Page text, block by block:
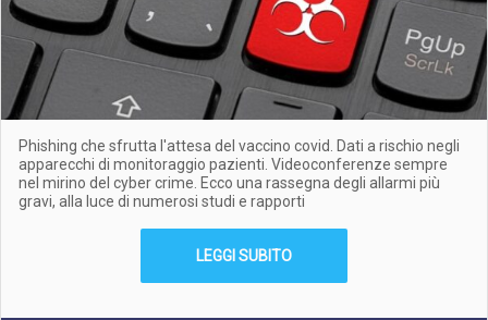
Phishing che sfrutta l'attesa del vaccino covid. Dati a rischio negli
apparecchi di monitoraggio pazienti. Videoconferenze sempre
nel mirino del cyber crime. Ecco una rassegna degli allarmi più
gravi, alla luce di numerosi studi e rapporti
LEGGI SUBITO